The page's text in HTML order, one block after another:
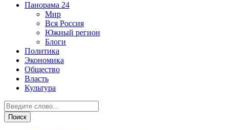
Панорама 24
Мир
Вся Россия
Южный регион
Блоги
Политика
Экономика
Общество
Власть
Культура